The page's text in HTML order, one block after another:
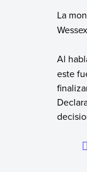
La
Al
este